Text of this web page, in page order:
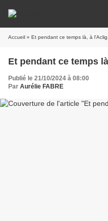
Accueil » Et pendant ce temps là, à
Et pendant ce temps
Publié le 21/10/2024 à 08:00
Par Aurélie FABRE